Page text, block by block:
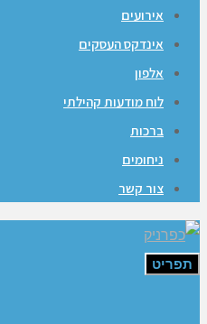
אירועים
אינדקס העסקים
אלפון
לוח מודעות קהילתי
ברכות
ניחומים
צור קשר
תפריט